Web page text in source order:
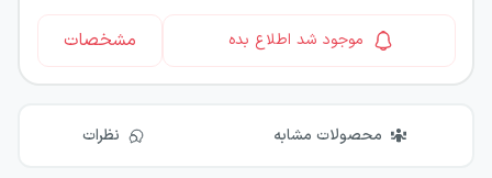
موجود شد اطلاع بده مشخصات
محصولات مشابه نظرات